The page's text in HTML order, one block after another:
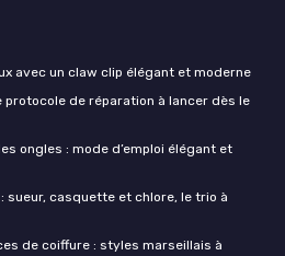
avec un claw clip élégant et moderne
protocole de réparation à lancer dès le
ongles : mode d’emploi élégant et
sueur, casquette et chlore, le trio à
de coiffure : styles marseillais à